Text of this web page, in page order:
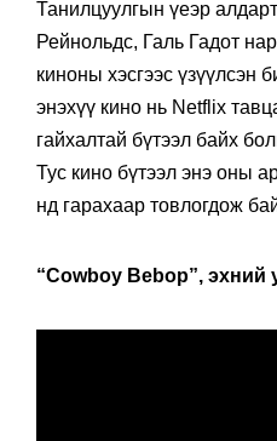
Танилцуулгын үеэр
Рейнольдс, Галь Гадот
киноны хэсгээс үзүүлсэн
энэхүү кино нь Netflix
гайхалтай бүтээл байх
Тус кино бүтээл энэ оны
нд гарахаар товлогдож
“Cowboy Bebop”, эхний